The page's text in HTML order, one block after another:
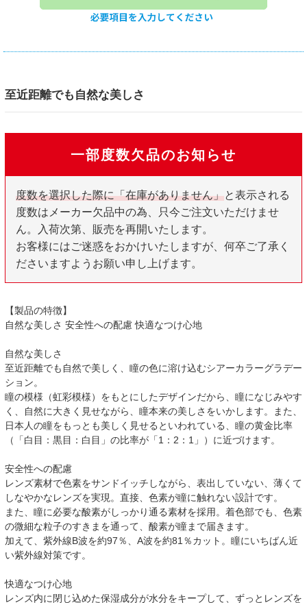
至近距離でも自然な美しさ
一部度数欠品のお知らせ
度数を選択した際に「在庫がありません」と表示される
度数はメーカー欠品中の為、只今ご注文いただけませ
ん。入荷次第、販売を再開いたします。
お客様にはご迷惑をおかけいたしますが、何卒ご了承く
ださいますようお願い申し上げます。
【製品の特徴】
自然な美しさ 安全性への配慮 快適なつけ心地
自然な美しさ
至近距離でも自然で美しく、瞳の色に溶け込むシアーカラーグラデー
ション。
瞳の模様（虹彩模様）をもとにしたデザインだから、瞳になじみやす
く、自然に大きく見せながら、瞳本来の美しさをいかします。また、
日本人の瞳をもっとも美しく見せるといわれている、瞳の黄金比率
（「白目：黒目：白目」の比率が「1：2：1」）に近づけます。
安全性への配慮
レンズ素材で色素をサンドイッチしながら、表出していない、薄くて
しなやかなレンズを実現。直接、色素が瞳に触れない設計です。
また、瞳に必要な酸素がしっかり通る素材を採用。着色部でも、色素
の微細な粒子のすきまを通って、酸素が瞳まで届きます。
加えて、紫外線B波を約97％、A波を約81％カット。瞳にいちばん近
い紫外線対策です。
快適なつけ心地
レンズ内に閉じ込めた保湿成分が水分をキープして、ずっとレンズを